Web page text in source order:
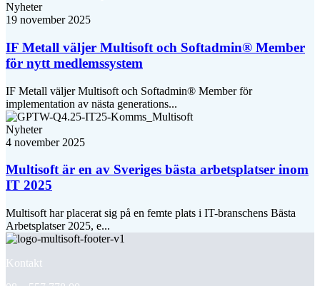
Nyheter
19 november 2025
IF Metall väljer Multisoft och Softadmin® Member
för nytt medlemssystem
IF Metall väljer Multisoft och Softadmin® Member för
implementation av nästa generations...
Nyheter
4 november 2025
Multisoft är en av Sveriges bästa arbetsplatser inom
IT 2025
Multisoft har placerat sig på en femte plats i IT-branschens Bästa
Arbetsplatser 2025, e...
Kontakt